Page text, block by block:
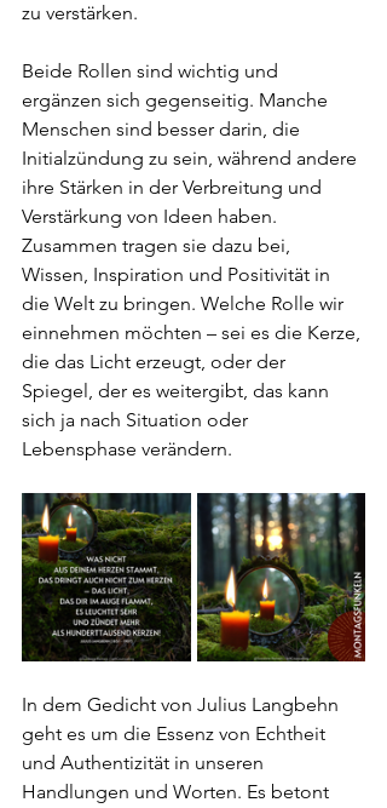
zu verstärken.
Beide Rollen sind wichtig und
ergänzen sich gegenseitig. Manche
Menschen sind besser darin, die
Initialzündung zu sein, während andere
ihre Stärken in der Verbreitung und
Verstärkung von Ideen haben.
Zusammen tragen sie dazu bei,
Wissen, Inspiration und Positivität in
die Welt zu bringen. Welche Rolle wir
einnehmen möchten – sei es die Kerze,
die das Licht erzeugt, oder der
Spiegel, der es weitergibt, das kann
sich ja nach Situation oder
Lebensphase verändern.
In dem Gedicht von Julius Langbehn
geht es um die Essenz von Echtheit
und Authentizität in unseren
Handlungen und Worten. Es betont